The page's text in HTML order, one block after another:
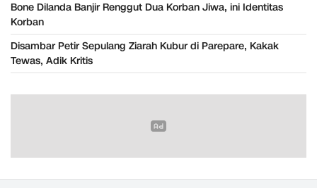
Bone Dilanda Banjir Renggut Dua Korban Jiwa, ini Identitas
Korban
Disambar Petir Sepulang Ziarah Kubur di Parepare, Kakak
Tewas, Adik Kritis